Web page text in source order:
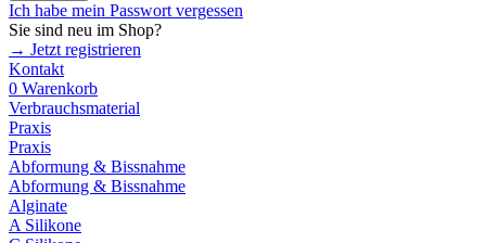
Ich habe mein Passwort vergessen
Sie sind neu im Shop?
→ Jetzt registrieren
Kontakt
0 Warenkorb
Verbrauchsmaterial
Praxis
Praxis
Abformung & Bissnahme
Abformung & Bissnahme
Alginate
A Silikone